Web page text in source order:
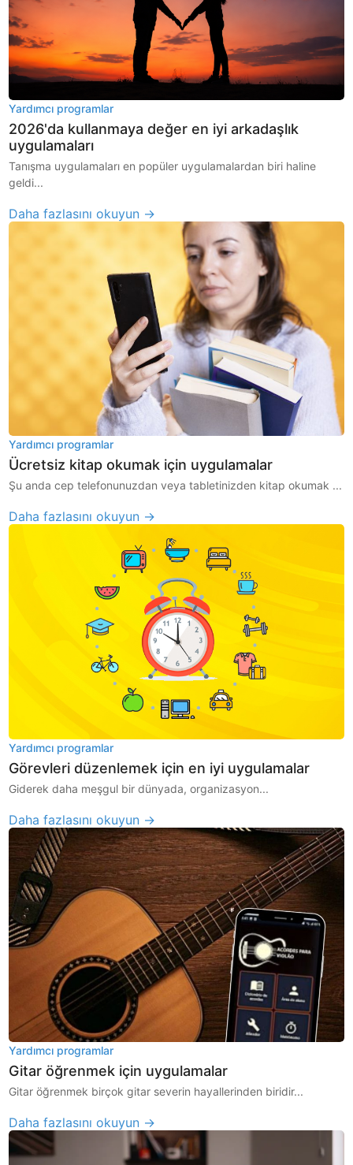
Yardımcı programlar
2026'da kullanmaya değer en iyi arkadaşlık
uygulamaları
Tanışma uygulamaları en popüler uygulamalardan biri haline
geldi...
Daha fazlasını okuyun →
Yardımcı programlar
Ücretsiz kitap okumak için uygulamalar
Şu anda cep telefonunuzdan veya tabletinizden kitap okumak ...
Daha fazlasını okuyun →
Yardımcı programlar
Görevleri düzenlemek için en iyi uygulamalar
Giderek daha meşgul bir dünyada, organizasyon...
Daha fazlasını okuyun →
Yardımcı programlar
Gitar öğrenmek için uygulamalar
Gitar öğrenmek birçok gitar severin hayallerinden biridir...
Daha fazlasını okuyun →